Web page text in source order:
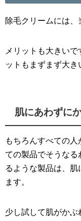
除毛クリームには、
メリットも大きい
ットもまずまず大き
肌にあわずに
もちろんすべての
ての製品でそうなる
るような製品は、肌
ます。
少し試して肌がかぶ